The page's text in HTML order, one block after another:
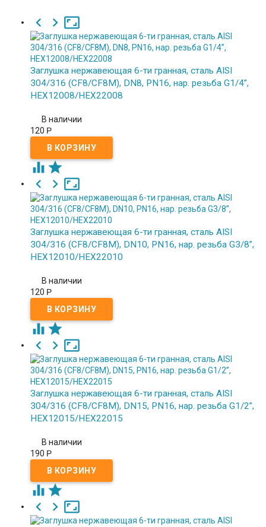
  
Заглушка нержавеющая 6-ти гранная, сталь AISI
304/316 (CF8/CF8M), DN8, PN16, нар. резьба G1/4”,
HEX12008/HEX22008
В наличии
120 Р
 

 
Заглушка нержавеющая 6-ти гранная, сталь AISI
304/316 (CF8/CF8M), DN10, PN16, нар. резьба G3/8”,
HEX12010/HEX22010
В наличии
120 Р
 

 
Заглушка нержавеющая 6-ти гранная, сталь AISI
304/316 (CF8/CF8M), DN15, PN16, нар. резьба G1/2”,
HEX12015/HEX22015
В наличии
190 Р
 

 